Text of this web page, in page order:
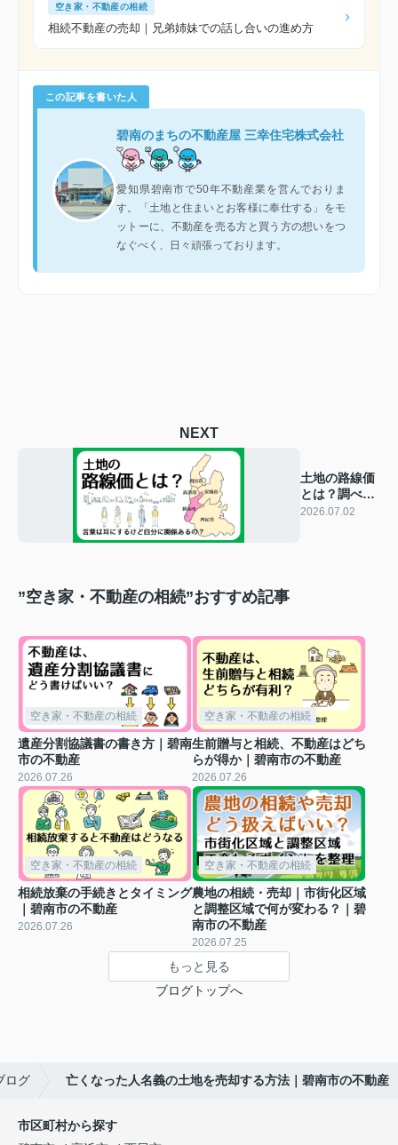
空き家・不動産の相続
相続不動産の売却｜兄弟姉妹での話し合いの進め方
›
この記事を書いた人
碧南のまちの不動産屋 三幸住宅株式会社
愛知県碧南市で50年不動産業を営んでおりま
す。「土地と住まいとお客様に奉仕する」をモ
ットーに、不動産を売る方と買う方の想いをつ
なぐべく、日々頑張っております。
NEXT
土地の路線価
とは？調べ方
と2026年最新
2026.07.02
”空き家・不動産の相続”おすすめ記事
空き家・不動産の相続
遺産分割協議書の書き方｜碧南
市の不動産
2026.07.26
空き家・不動産の相続
生前贈与と相続、不動産はどち
らが得か｜碧南市の不動産
2026.07.26
空き家・不動産の相続
相続放棄の手続きとタイミング
｜碧南市の不動産
2026.07.26
空き家・不動産の相続
農地の相続・売却｜市街化区域
と調整区域で何が変わる？｜碧
南市の不動産
2026.07.25
もっと見る
ブログトップへ
ログ 亡くなった人名義の土地を売却する方法｜碧南市の不動産
市区町村から探す